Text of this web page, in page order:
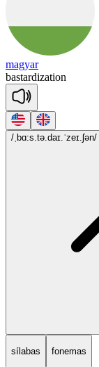
magyar
bastardization
/ˌbɑ:s.tə.daɪ.ˈzeɪ.ʃən/
sílabas fonemas